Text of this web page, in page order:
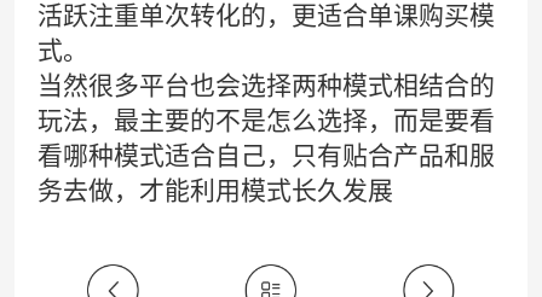
活跃注重单次转化的，更适合单课购买模
式。
当然很多平台也会选择两种模式相结合的
玩法，最主要的不是怎么选择，而是要看
看哪种模式适合自己，只有贴合产品和服
务去做，才能利用模式长久发展